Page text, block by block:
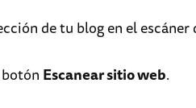
de tu blog en el
Escanear sitio web.